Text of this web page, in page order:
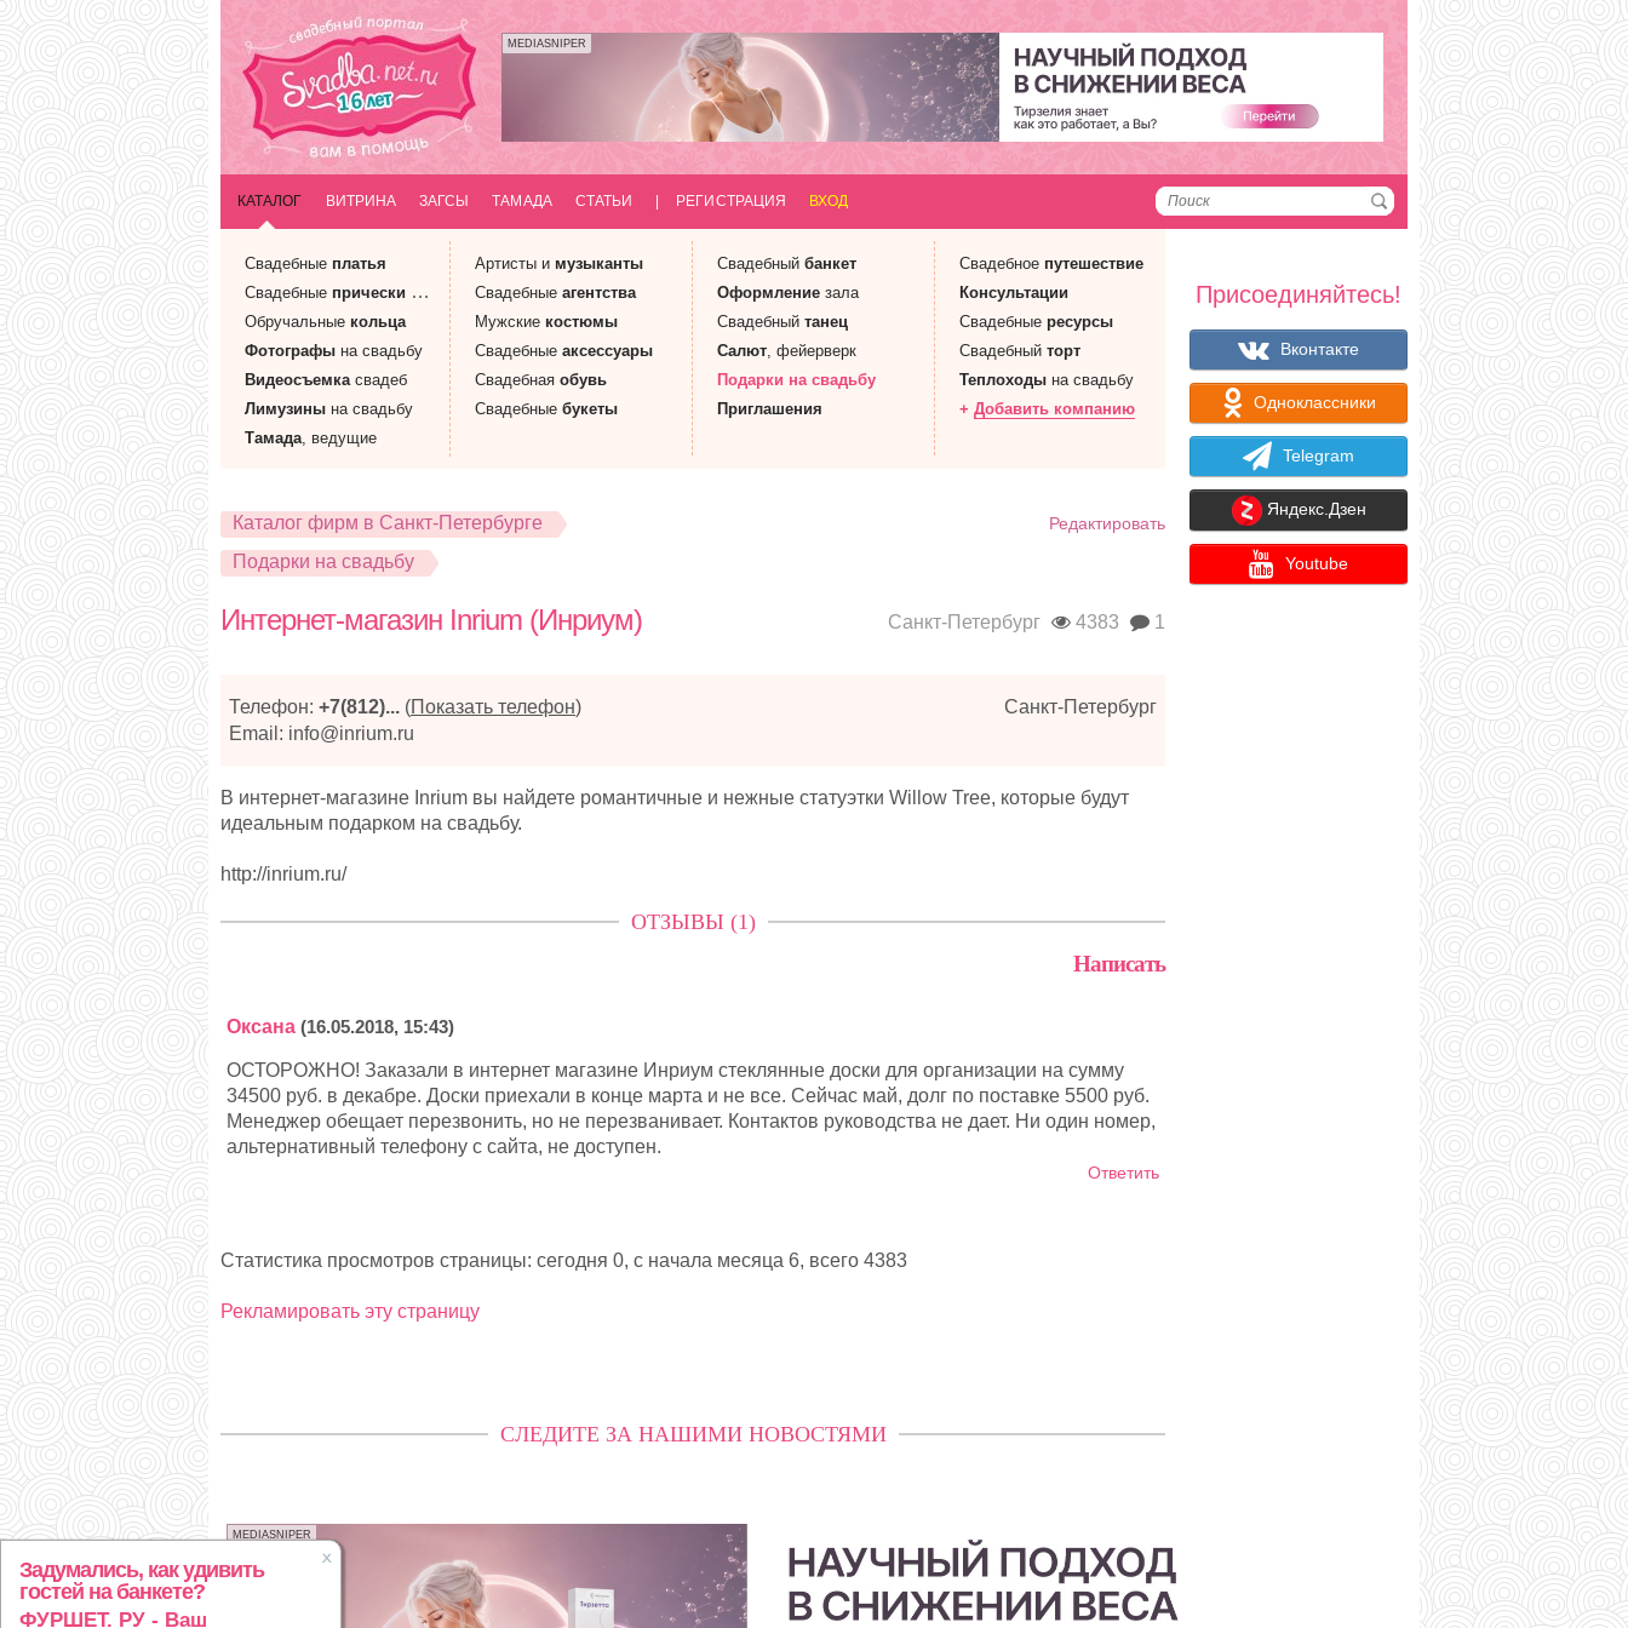
MEDIASNIPER
КАТАЛОГ ВИТРИНА ЗАГСЫ ТАМАДА СТАТЬИ РЕГИСТРАЦИЯ ВХОД
Свадебные платья
Свадебные прически
Обручальные кольца
Фотографы на свадьбу
Видеосъемкасвадеб
Лимузины на свадьбу
Тамада, ведущие
Артисты и музыканты
Свадебные агентства
Мужские костюмы
Свадебные аксессуары
Свадебная обувь
Свадебные букеты
Свадебный банкет
Оформление зала
Свадебный танец
Салют, фейерверк
Подарки на свадьбу
Приглашения
Свадебное путешествие
Консультации
Свадебные ресурсы
Свадебный торт
Теплоходы на свадьбу
+ Добавить компанию
Редактировать
Каталог фирм в Санкт-Петербурге
Подарки на свадьбу
Санкт-Петербург 4383 1
Интернет-магазин Inrium (Инриум)
Телефон: +7(812)... (Показать телефон)
Email: info@inrium.ru
Санкт-Петербург
В интернет-магазине Inrium вы найдете романтичные и нежные статуэтки Willow Tree, которые будут
идеальным подарком на свадьбу.
http://inrium.ru/
ОТЗЫВЫ (1)
Написать
Оксана (16.05.2018, 15:43)
ОСТОРОЖНО! Заказали в интернет магазине Инриум стеклянные доски для организации на сумму
34500 руб. в декабре. Доски приехали в конце марта и не все. Сейчас май, долг по поставке 5500 руб.
Менеджер обещает перезвонить, но не перезванивает. Контактов руководства не дает. Ни один номер,
альтернативный телефону с сайта, не доступен.
Ответить
Статистика просмотров страницы: сегодня 0, с начала месяца 6, всего 4383
Рекламировать эту страницу
Задумались, как удивить
гостей на банкете?
ФУРШЕТ. РУ - Ваш
СЛЕДИТЕ ЗА НАШИМИ НОВОСТЯМИ
Присоединяйтесь!
Вконтакте
Одноклассники
Telegram
Яндекс.Дзен
Youtube
MEDIASNIPER